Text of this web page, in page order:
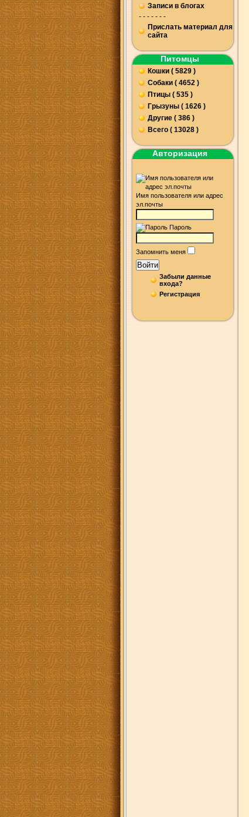
Записи в блогах
- - - - - - -
Прислать материал для
сайта
Питомцы
Кошки ( 5829 )
Собаки ( 4652 )
Птицы ( 535 )
Грызуны ( 1626 )
Другие ( 386 )
Всего ( 13028 )
Авторизация
Имя пользователя или адрес
эл.почты
Пароль
Запомнить меня
Войти
Забыли данные
входа?
Регистрация